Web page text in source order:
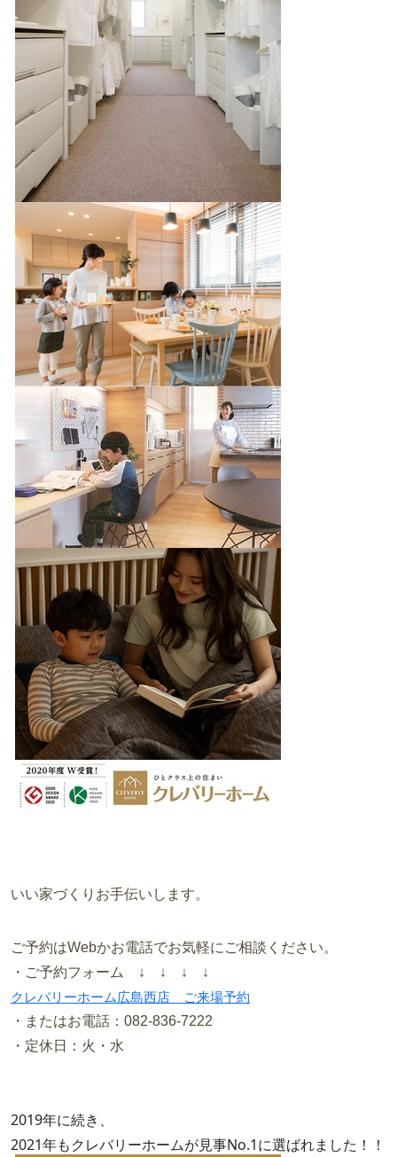
いい家づくりお手伝いします。
ご予約はWebかお電話でお気軽にご相談ください。
・ご予約フォーム ↓ ↓ ↓ ↓
クレバリーホーム広島西店 ご来場予約
・またはお電話：082-836-7222
・定休日：火・水
2019年に続き、
2021年もクレバリーホームが見事No.1に選ばれました！！